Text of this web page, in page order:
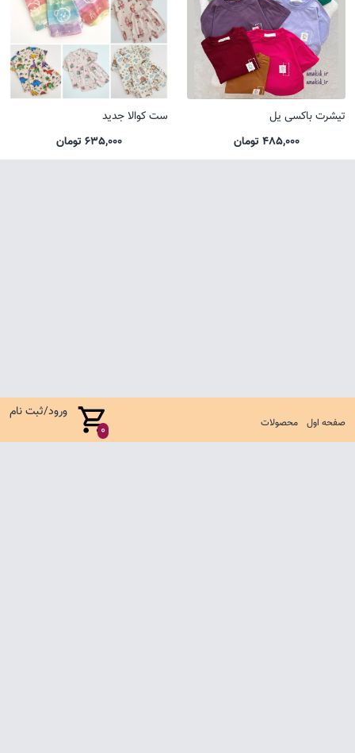
صفحه اول محصولات 0
ورود/ثبت نام
تیشرت باکسی یل
485,000 تومان
ست کوالا جدید
635,000 تومان